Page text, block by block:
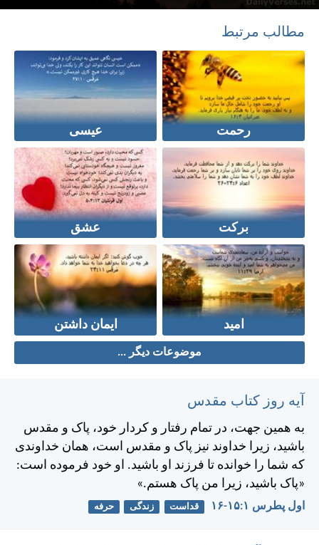
مطالب مرتبط
رحمت عیسی
برکت عشق
امید ایمان داشتن
موضوعات دیگر ...
آیه روز کتاب مقدس
به همين جهت، در تمام رفتار و كردار خود، پاک و مقدس
باشيد، زيرا خداوند نيز پاک و مقدس است، همان خداوندی
كه شما را خوانده تا فرزند او باشيد. او خود فرموده است:
«پاک باشيد، زيرا من پاک هستم.»
اول پطرس ۱:‏۱۵-‏۱۶ قداست زندگی حرفه